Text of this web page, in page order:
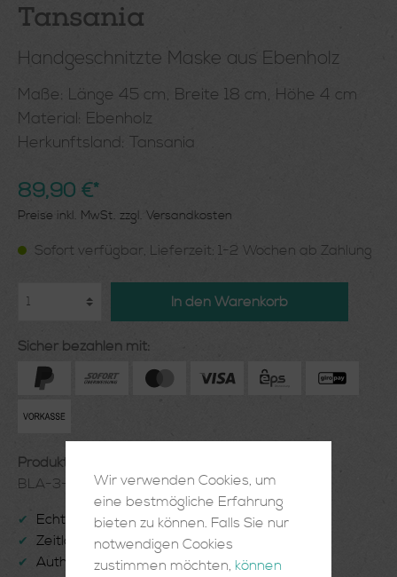
Tansania
Handgeschnitzte Maske aus Ebenholz
Maße: Länge 45 cm, Breite 18 cm, Höhe 4 cm
Material: Ebenholz
Herkunftsland: Tansania
89,90 €*
Preise inkl. MwSt. zzgl. Versandkosten
Sofort verfügbar, Lieferzeit: 1-2 Wochen ab Zahlung
In den Warenkorb
Sicher bezahlen mit:
Produktnummer:
BLA-3-07-25
✔ Echte Handarbeit
✔ Zeitlose Einrichtungsgegenstände
✔ Authentisch und Einzigartig
Wir verwenden Cookies, um
eine bestmögliche Erfahrung
bieten zu können. Falls Sie nur
notwendigen Cookies
zustimmen möchten, können